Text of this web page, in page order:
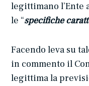
legittimano l’Ente
le “specifiche
Facendo leva su
in commento il
legittima la